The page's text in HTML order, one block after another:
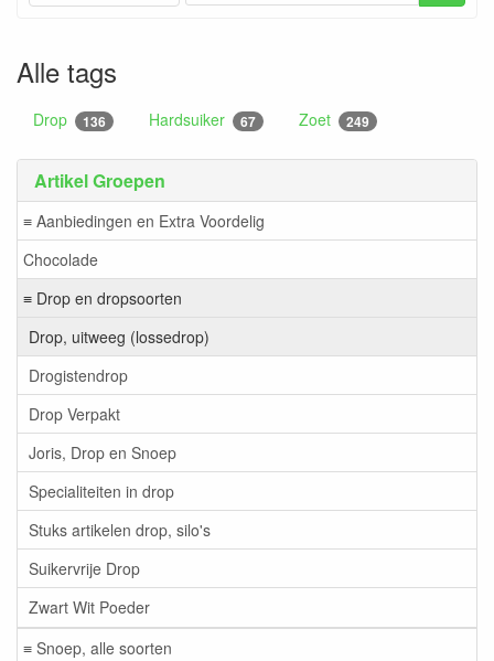
Artikel Groepen
≡ Aanbiedingen en Extra Voordelig
Chocolade
≡ Drop en dropsoorten
Drop, uitweeg (lossedrop)
Drogistendrop
Drop Verpakt
Joris, Drop en Snoep
Specialiteiten in drop
Stuks artikelen drop, silo's
Suikervrije Drop
Zwart Wit Poeder
≡ Snoep, alle soorten
Alle tags
Drop 136 Hardsuiker 67 Zoet 249